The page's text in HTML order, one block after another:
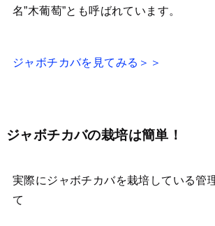
名”木葡萄”とも呼ばれています。
ジャボチカバを見てみる＞＞
ジャボチカバの栽培は簡単！
実際にジャボチカバを栽培している管
て